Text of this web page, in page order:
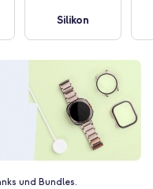
Silikon
und Bundles.